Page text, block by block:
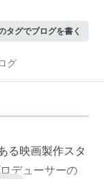
タグでブログを書く
グ
る映画製作スタ
デューサーの